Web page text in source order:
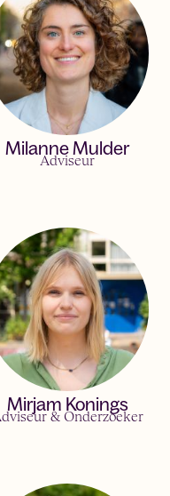
Milanne Mulder
Adviseur
Mirjam Konings
Adviseur & Onderzoeker